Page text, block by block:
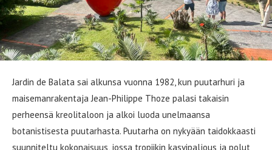
Jardin de Balata sai alkunsa vuonna 1982, kun puutarhuri ja
maisemanrakentaja Jean-Philippe Thoze palasi takaisin
perheensä kreolitaloon ja alkoi luoda unelmaansa
botanistisesta puutarhasta. Puutarha on nykyään taidokkaasti
suunniteltu kokonaisuus, jossa tropiikin kasvipaljous ja polut